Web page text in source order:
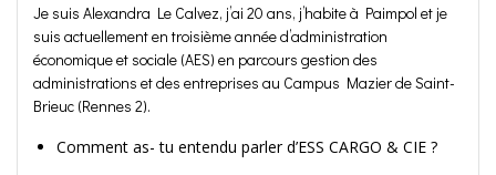
Je suis Alexandra Le Calvez, j’ai 20 ans, j’habite à Paimpol et je
suis actuellement en troisième année d’administration
économique et sociale (AES) en parcours gestion des
administrations et des entreprises au Campus Mazier de Saint-
Brieuc (Rennes 2).
Comment as- tu entendu parler d’ESS CARGO & CIE ?